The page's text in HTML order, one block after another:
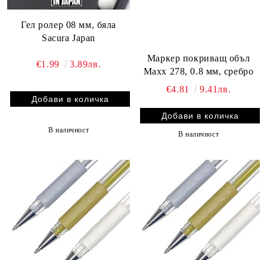
Гел ролер 08 мм, бяла
Sacura Japan
€1.99 3.89лв.
В наличност
Маркер покриващ объл
Maxx 278, 0.8 мм, сребро
€4.81
9.41лв.
В наличност